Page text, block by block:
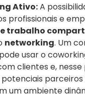
Ativo:A
profissionais e
trabalho
networking. Um
usar o
clientes e, nesse
parceiros
um ambiente